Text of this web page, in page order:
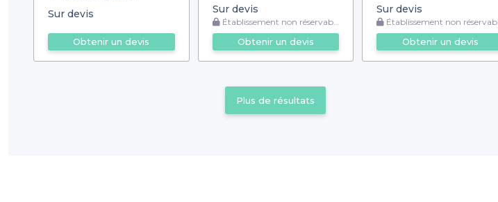
Sur devis
Obtenir un devis
Sur devis
Établissement non réservable
Obtenir un devis
Sur devis
Établissement non réservable
Obtenir un devis
Plus de résultats